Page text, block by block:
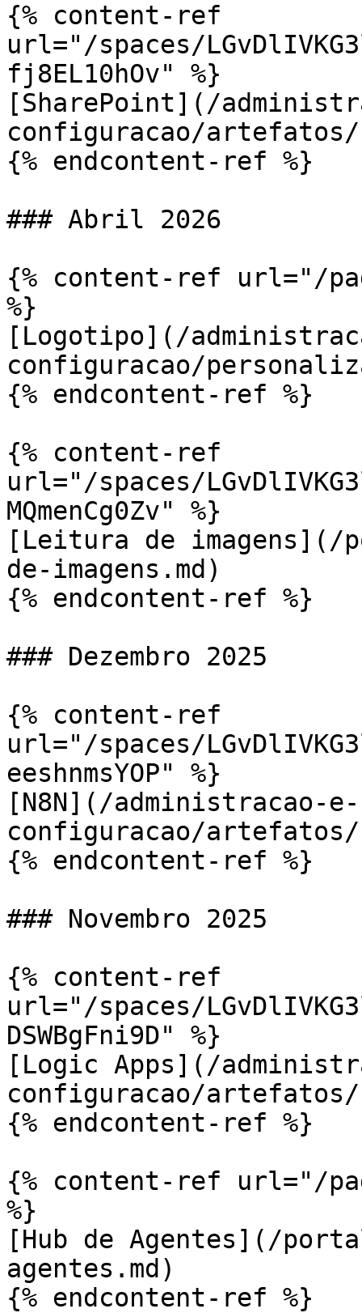
{% content-ref
url="/spaces/
fj8EL10hOv" %}
[SharePoint](/
configuracao/artefatos/
{% endcontent-ref %}
### Abril 2026
{% content-ref url="/
%}
[Logotipo](/
configuracao/
{% endcontent-ref %}
{% content-ref
url="/spaces/
MQmenCg0Zv" %}
[Leitura de
de-imagens.md)
{% endcontent-ref %}
### Dezembro 2025
{% content-ref
url="/spaces/
eeshnmsYOP" %}
[N8N](/administracao-e-
configuracao/artefatos/
{% endcontent-ref %}
### Novembro 2025
{% content-ref
url="/spaces/
DSWBgFni9D" %}
[Logic Apps](/
configuracao/
{% endcontent-ref %}
{% content-ref url="/
%}
[Hub de Agentes](/
agentes.md)
{% endcontent-ref %}